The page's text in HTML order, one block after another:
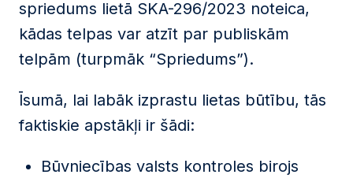
spriedums lietā SKA-296/2023 noteica,
kādas telpas var atzīt par publiskām
telpām (turpmāk “Spriedums”).
Īsumā, lai labāk izprastu lietas būtību, tās
faktiskie apstākļi ir šādi:
Būvniecības valsts kontroles birojs